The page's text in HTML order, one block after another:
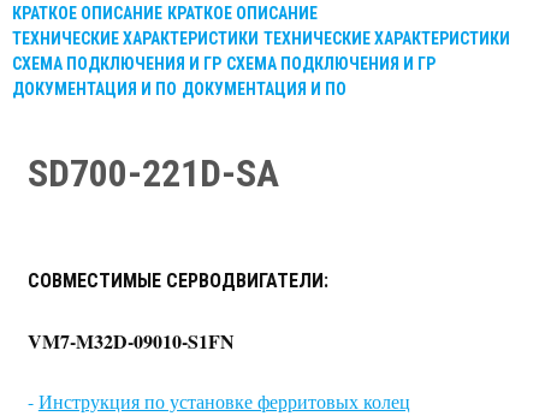
КРАТКОЕ ОПИСАНИЕ КРАТКОЕ ОПИСАНИЕ
ТЕХНИЧЕСКИЕ ХАРАКТЕРИСТИКИ ТЕХНИЧЕСКИЕ ХАРАКТЕРИСТИКИ
СХЕМА ПОДКЛЮЧЕНИЯ И ГР СХЕМА ПОДКЛЮЧЕНИЯ И ГР
ДОКУМЕНТАЦИЯ И ПО ДОКУМЕНТАЦИЯ И ПО
SD700-221D-SA
СОВМЕСТИМЫЕ СЕРВОДВИГАТЕЛИ:
VM7-M32D-09010-S1FN
-Инструкция по установке ферритовых колец